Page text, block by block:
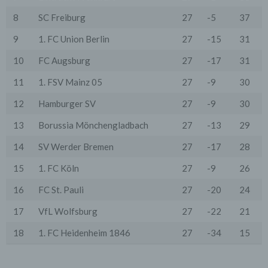
8
SC Freiburg 27 -5
37
9
1. FC Union Berlin 27 -15
31
10
FC Augsburg 27 -17
31
11
1. FSV Mainz 05 27 -9
30
12
Hamburger SV 27 -9
30
13
Borussia Mönchengladbach 27 -13
29
14
SV Werder Bremen 27 -17
28
15
1. FC Köln 27 -9
26
16
FC St. Pauli 27 -20
24
17
VfL Wolfsburg 27 -22
21
18
1. FC Heidenheim 1846 27 -34 15
vorausgesetzte Sicherheit der Daten gewährleisten.
3. Verarbeitung personenbezogener Daten
Die personenbezogenen Daten werden, neben den
ausdrücklich in dieser Datenschutzerklärung
genannten Verwendung, für die folgenden Zwecke auf
Einwilligungen der Nutzer verarbeitet:
Optimierung und Sicherung unserer Dienste-, Service-
- Die Gewährleistung eines effektiven Kundendienstes
wenn dies für Abrechnungszwecke notwendig ist (z.B.
Zwecke, wenn diese notwendig sind, um unsere
zu erfüllen (z.B. Adressmitteilung an Lieferanten).
Bei der Kontaktaufnahme mit uns (per Kontaktformular
oder Email) werden die Angaben des Nutzers zwecks